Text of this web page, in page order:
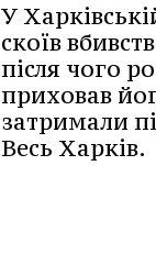
У
скоїв
після чого
приховав
затримали
Весь Харків.